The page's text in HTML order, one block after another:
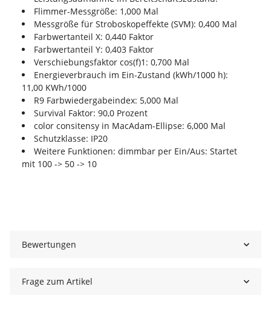
Flimmer-Messgröße: 1,000 Mal
Messgröße für Stroboskopeffekte (SVM): 0,400 Mal
Farbwertanteil X: 0,440 Faktor
Farbwertanteil Y: 0,403 Faktor
Verschiebungsfaktor cos(f)1: 0,700 Mal
Energieverbrauch im Ein-Zustand (kWh/1000 h):
11,00 KWh/1000
R9 Farbwiedergabeindex: 5,000 Mal
Survival Faktor: 90,0 Prozent
color consitensy in MacAdam-Ellipse: 6,000 Mal
Schutzklasse: IP20
Weitere Funktionen: dimmbar per Ein/Aus: Startet
mit 100 -> 50 -> 10
Bewertungen
Frage zum Artikel